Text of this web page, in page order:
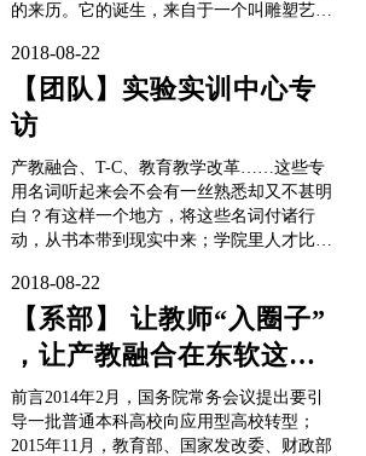
的来历。它的诞生，来自于一个叫雕塑艺术
A7实验室大楼里面，你一定不会走错的一
个实验室，就是雕塑艺术研究实验室。因为
实验室门口矗立着一个近两米的断臂维纳斯
雕塑，让你对这个实验...
2018-08-22
【团队】实验实训中心专
访
产教融合、T-C、教育教学改革……这些专
用名词听起来会不会有一丝熟悉却又不甚明
白？有这样一个地方，将这些名词付诸行
动，从书本带到现实中来；学院里人才比比
些人在本职工作之外各显神通。这个地方，
便是学院的实验实训中心。这一次，记者们
找到了实验实训中心的“顶梁柱”——主任罗
频捷老师，...
2018-08-22
【系部】 让教师“入圈子”
，让产教融合在东软这片
沃土上开花结果 ——学院
数字艺术...
前言2014年2月，国务院常务会议提出要引
导一批普通本科高校向应用型高校转型；
2015年11月，教育部、国家发改委、财政部